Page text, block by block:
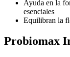
Ayuda en la
esenciales
Equilibran la
Probiomax